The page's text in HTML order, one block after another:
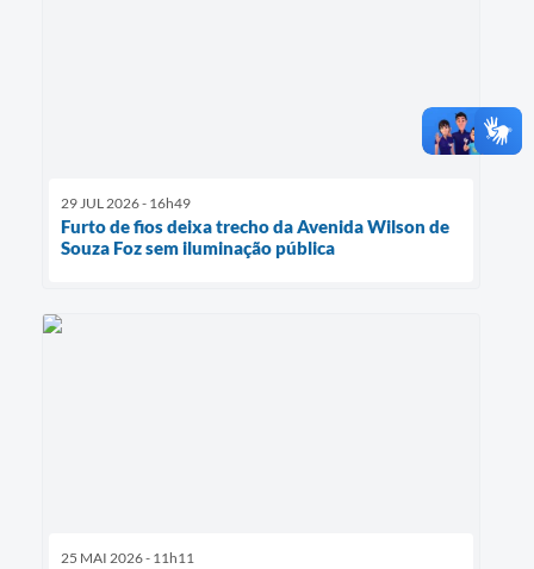
29 JUL 2026 - 16h49
Furto de fios deixa trecho da Avenida Wilson de
Souza Foz sem iluminação pública
25 MAI 2026 - 11h11